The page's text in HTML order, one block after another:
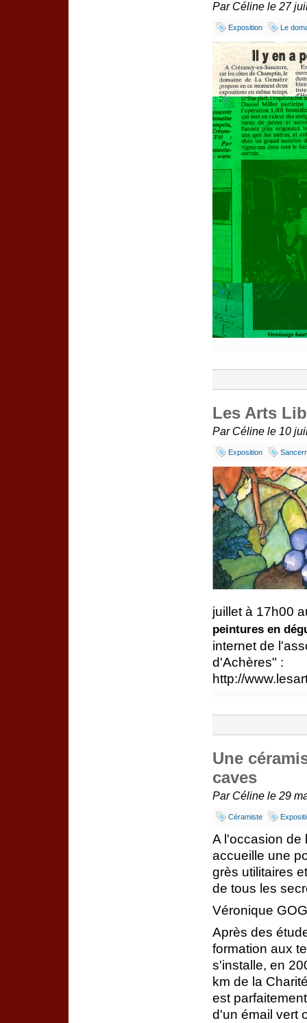
Par Céline le 27
Exposition Le
Les Arts
Par Céline le 10
Exposition
juillet à 17h00
peintures en
internet de
d'Achères" :
http://
Une
caves
Par Céline le 29
Céramiste
A l'occasion de
accueille une
grès utilitaires
de tous les
Véronique
Après des
formation aux
s'installe, en
km de la
est
d'un émail vert